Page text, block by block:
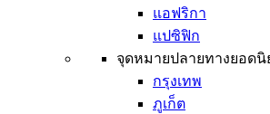
แอฟริกา
แปซิฟิก
จุดหมายปลายทางยอดนิ
กรุงเทพ
ภูเก็ต